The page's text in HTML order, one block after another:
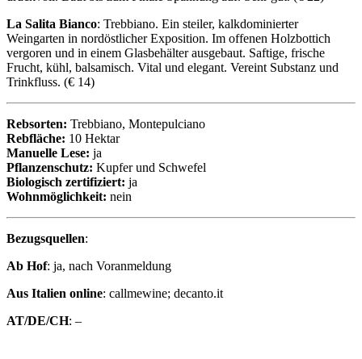
La Salita Bianco: Trebbiano. Ein steiler, kalkdominierter
Weingarten in nordöstlicher Exposition. Im offenen Holzbottich
vergoren und in einem Glasbehälter ausgebaut. Saftige, frische
Frucht, kühl, balsamisch. Vital und elegant. Vereint Substanz und
Trinkfluss. (€ 14)
Rebsorten: Trebbiano, Montepulciano
Rebfläche: 10 Hektar
Manuelle Lese: ja
Pflanzenschutz: Kupfer und Schwefel
Biologisch zertifiziert: ja
Wohnmöglichkeit: nein
Bezugsquellen:
Ab Hof: ja, nach Voranmeldung
Aus Italien online: callmewine; decanto.it
AT/DE/CH: –